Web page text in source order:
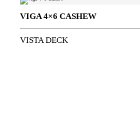
VIGA 4×6 CASHEW
VISTA DECK